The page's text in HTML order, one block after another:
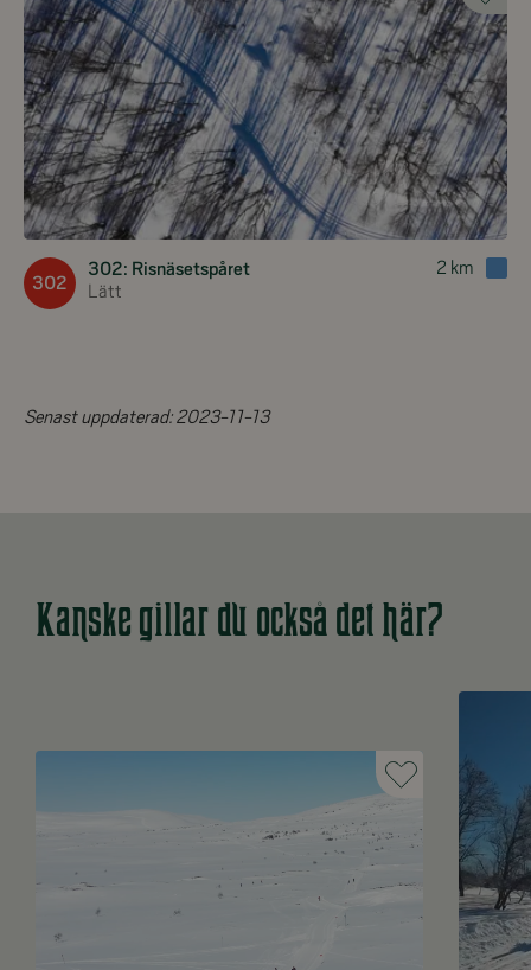
302
302: Risnäsetspåret
Lätt
2 km
Senast uppdaterad:2023-11-13
Kanske gillar du också det här?